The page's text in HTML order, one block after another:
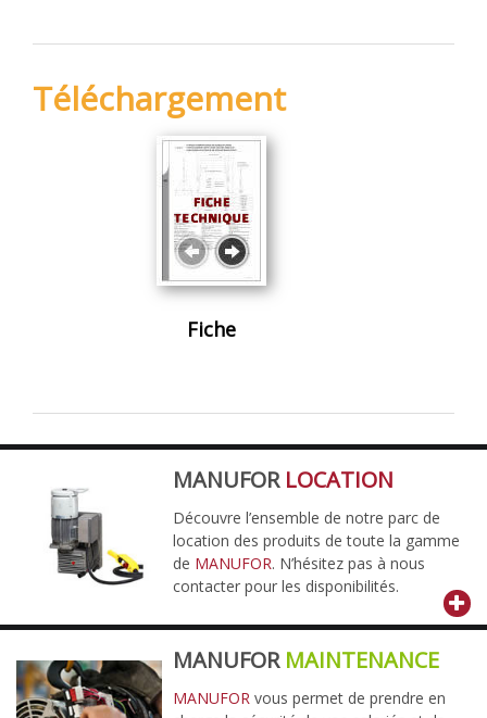
Téléchargement
Fiche
MANUFOR LOCATION
Découvre l’ensemble de notre parc de
location des produits de toute la gamme
de MANUFOR. N’hésitez pas à nous
contacter pour les disponibilités.
MANUFOR MAINTENANCE
MANUFORvous permet de prendre en